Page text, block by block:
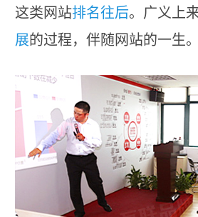
这类网站排名往后。广义上
展的过程，伴随网站的一生。